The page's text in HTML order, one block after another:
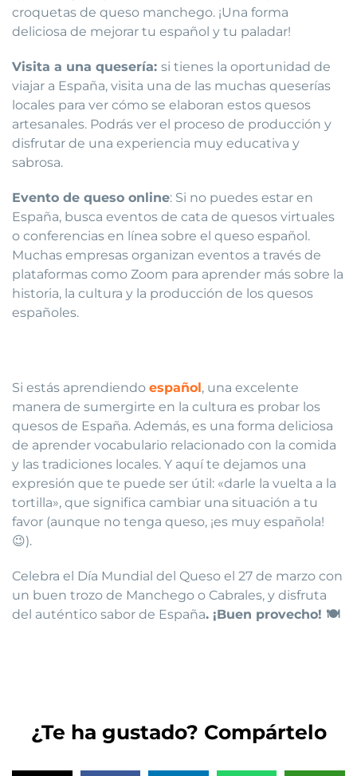
croquetas de queso manchego. ¡Una forma
deliciosa de mejorar tu español y tu paladar!
Visita a una quesería: si tienes la oportunidad de
viajar a España, visita una de las muchas queserías
locales para ver cómo se elaboran estos quesos
artesanales. Podrás ver el proceso de producción y
disfrutar de una experiencia muy educativa y
sabrosa.
Evento de queso online: Si no puedes estar en
España, busca eventos de cata de quesos virtuales
o conferencias en línea sobre el queso español.
Muchas empresas organizan eventos a través de
plataformas como Zoom para aprender más sobre la
historia, la cultura y la producción de los quesos
españoles.
Si estás aprendiendo español, una excelente
manera de sumergirte en la cultura es probar los
quesos de España. Además, es una forma deliciosa
de aprender vocabulario relacionado con la comida
y las tradiciones locales. Y aquí te dejamos una
expresión que te puede ser útil: «darle la vuelta a la
tortilla», que significa cambiar una situación a tu
favor (aunque no tenga queso, ¡es muy española!
😉).
Celebra el Día Mundial del Queso el 27 de marzo con
un buen trozo de Manchego o Cabrales, y disfruta
del auténtico sabor de España. ¡Buen provecho! 🍽️
¿Te ha gustado? Compártelo